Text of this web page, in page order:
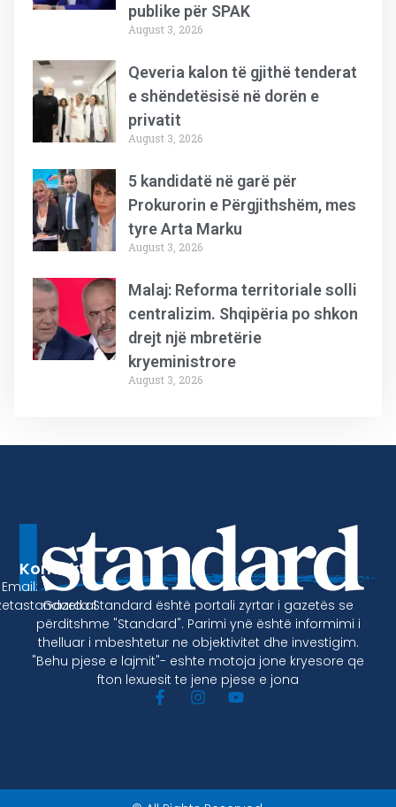
publike për SPAK
August 3, 2026
Qeveria kalon të gjithë tenderat
e shëndetësisë në dorën e
privatit
August 3, 2026
5 kandidatë në garë për
Prokurorin e Përgjithshëm, mes
tyre Arta Marku
August 3, 2026
Malaj: Reforma territoriale solli
centralizim. Shqipëria po shkon
drejt një mbretërie
kryeministrore
August 3, 2026
Gazeta Standard është portali zyrtar i gazetës se
përditshme "Standard". Parimi ynë është informimi i
thelluar i mbeshtetur ne objektivitet dhe investigim.
"Behu pjese e lajmit"- eshte motoja jone kryesore qe
fton lexuesit te jene pjese e jona
Kontakt
Email: